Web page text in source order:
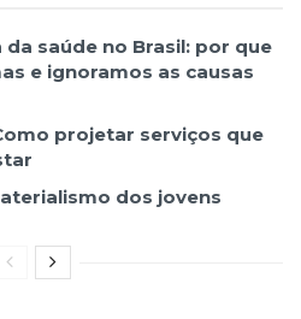
saúde no Brasil: por que
e ignoramos as causas
projetar serviços que
dos jovens